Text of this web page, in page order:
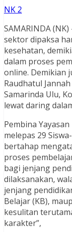
NK 2
SAMARINDA
sektor dipaksa
kesehatan,
dalam proses
online. Demikian
Raudhatul
Samarinda Ulu,
lewat daring
Pembina
melepas 29
bertahap
proses
bagi jenjang
dilaksanakan,
jenjang
Belajar (KB),
kesulitan
karakter”,